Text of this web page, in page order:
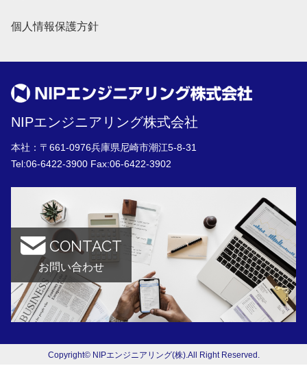
個人情報保護方針
NIPエンジニアリング株式会社
本社：〒661-0976兵庫県尼崎市潮江5-8-31
Tel:06-6422-3900 Fax:06-6422-3902
CONTACT
お問い合わせ
Copyright© NIPエンジニアリング(株).All Right Reserved.